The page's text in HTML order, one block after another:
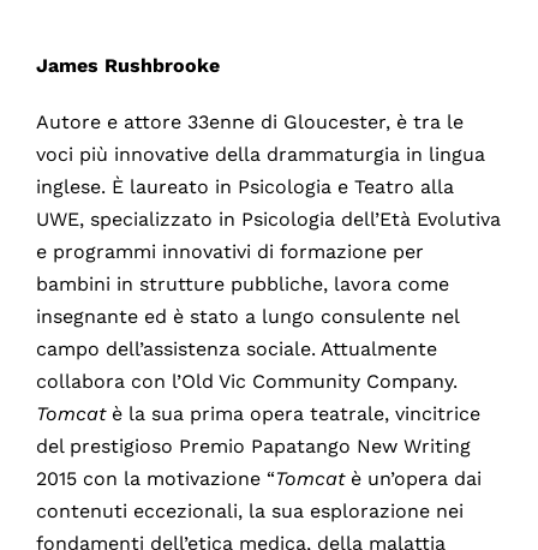
James Rushbrooke
Autore e attore 33enne di Gloucester, è tra le
voci più innovative della drammaturgia in lingua
inglese. È laureato in Psicologia e Teatro alla
UWE, specializzato in Psicologia dell’Età Evolutiva
e programmi innovativi di formazione per
bambini in strutture pubbliche, lavora come
insegnante ed è stato a lungo consulente nel
campo dell’assistenza sociale. Attualmente
collabora con l’Old Vic Community Company.
Tomcatè la sua prima opera teatrale, vincitrice
del prestigioso Premio Papatango New Writing
2015 con la motivazione “Tomcat è un’opera dai
contenuti eccezionali, la sua esplorazione nei
fondamenti dell’etica medica, della malattia